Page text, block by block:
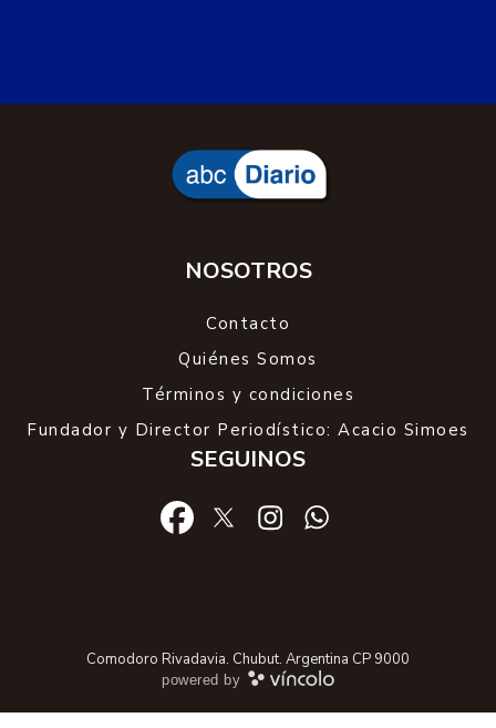
La empresa abonó solo la mitad de los salarios y
Sindicato de Petroleros Privados de Chubut
también cuestionó la estructura de costos y pidió